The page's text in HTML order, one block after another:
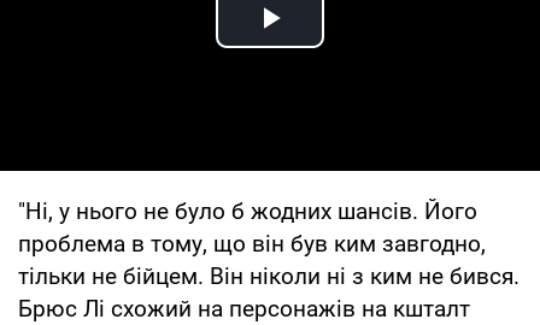
Play Video
"Ні, у нього не було б жодних шансів. Його
проблема в тому, що він був ким завгодно,
тільки не бійцем. Він ніколи ні з ким не бився.
Брюс Лі схожий на персонажів на кшталт